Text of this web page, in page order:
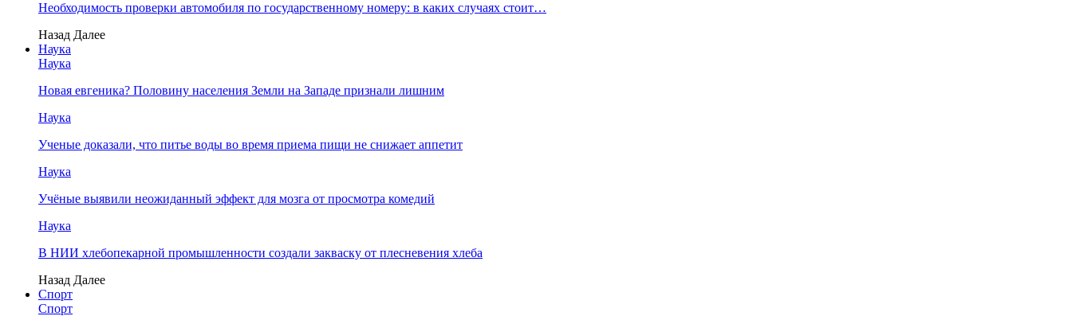
Необходимость проверки автомобиля по государственному номеру: в каких случаях стоит…
Назад Далее
Наука
Наука
Новая евгеника? Половину населения Земли на Западе признали лишним
Наука
Ученые доказали, что питье воды во время приема пищи не снижает аппетит
Наука
Учёные выявили неожиданный эффект для мозга от просмотра комедий
Наука
В НИИ хлебопекарной промышленности создали закваску от плесневения хлеба
Назад Далее
Спорт
Спорт